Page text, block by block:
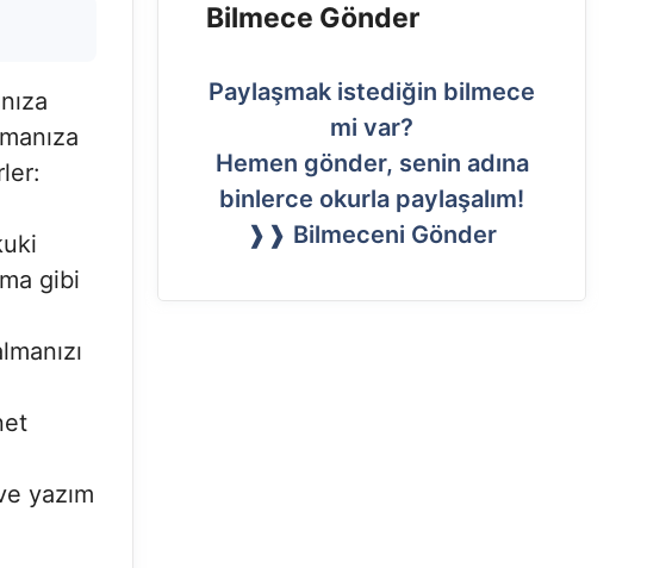
gibi
yazım
Bilmece Gönder
Paylaşmak istediğin bilmece
mi var?
Hemen gönder, senin adına
binlerce okurla paylaşalım!
❱❱ Bilmeceni Gönder